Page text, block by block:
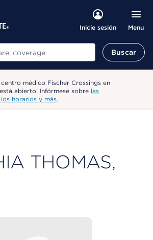
Inicie sesión Menu
Buscar
centro médico Fischer Crossings en
abierto! Infórmese sobre las
horarios y más.
THOMAS,